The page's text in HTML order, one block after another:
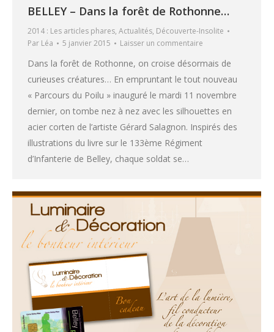
BELLEY – Dans la forêt de Rothonne…
2014 : Les articles phares, Actualités, Découverte-Insolite
Par Léa 5 janvier 2015 Laisser un commentaire
Dans la forêt de Rothonne, on croise désormais de
curieuses créatures… En empruntant le tout nouveau
« Parcours du Poilu » inauguré le mardi 11 novembre
dernier, on tombe nez à nez avec les silhouettes en
acier corten de l’artiste Gérard Salagnon. Inspirés des
illustrations du livre sur le 133ème Régiment
d’Infanterie de Belley, chaque soldat se…